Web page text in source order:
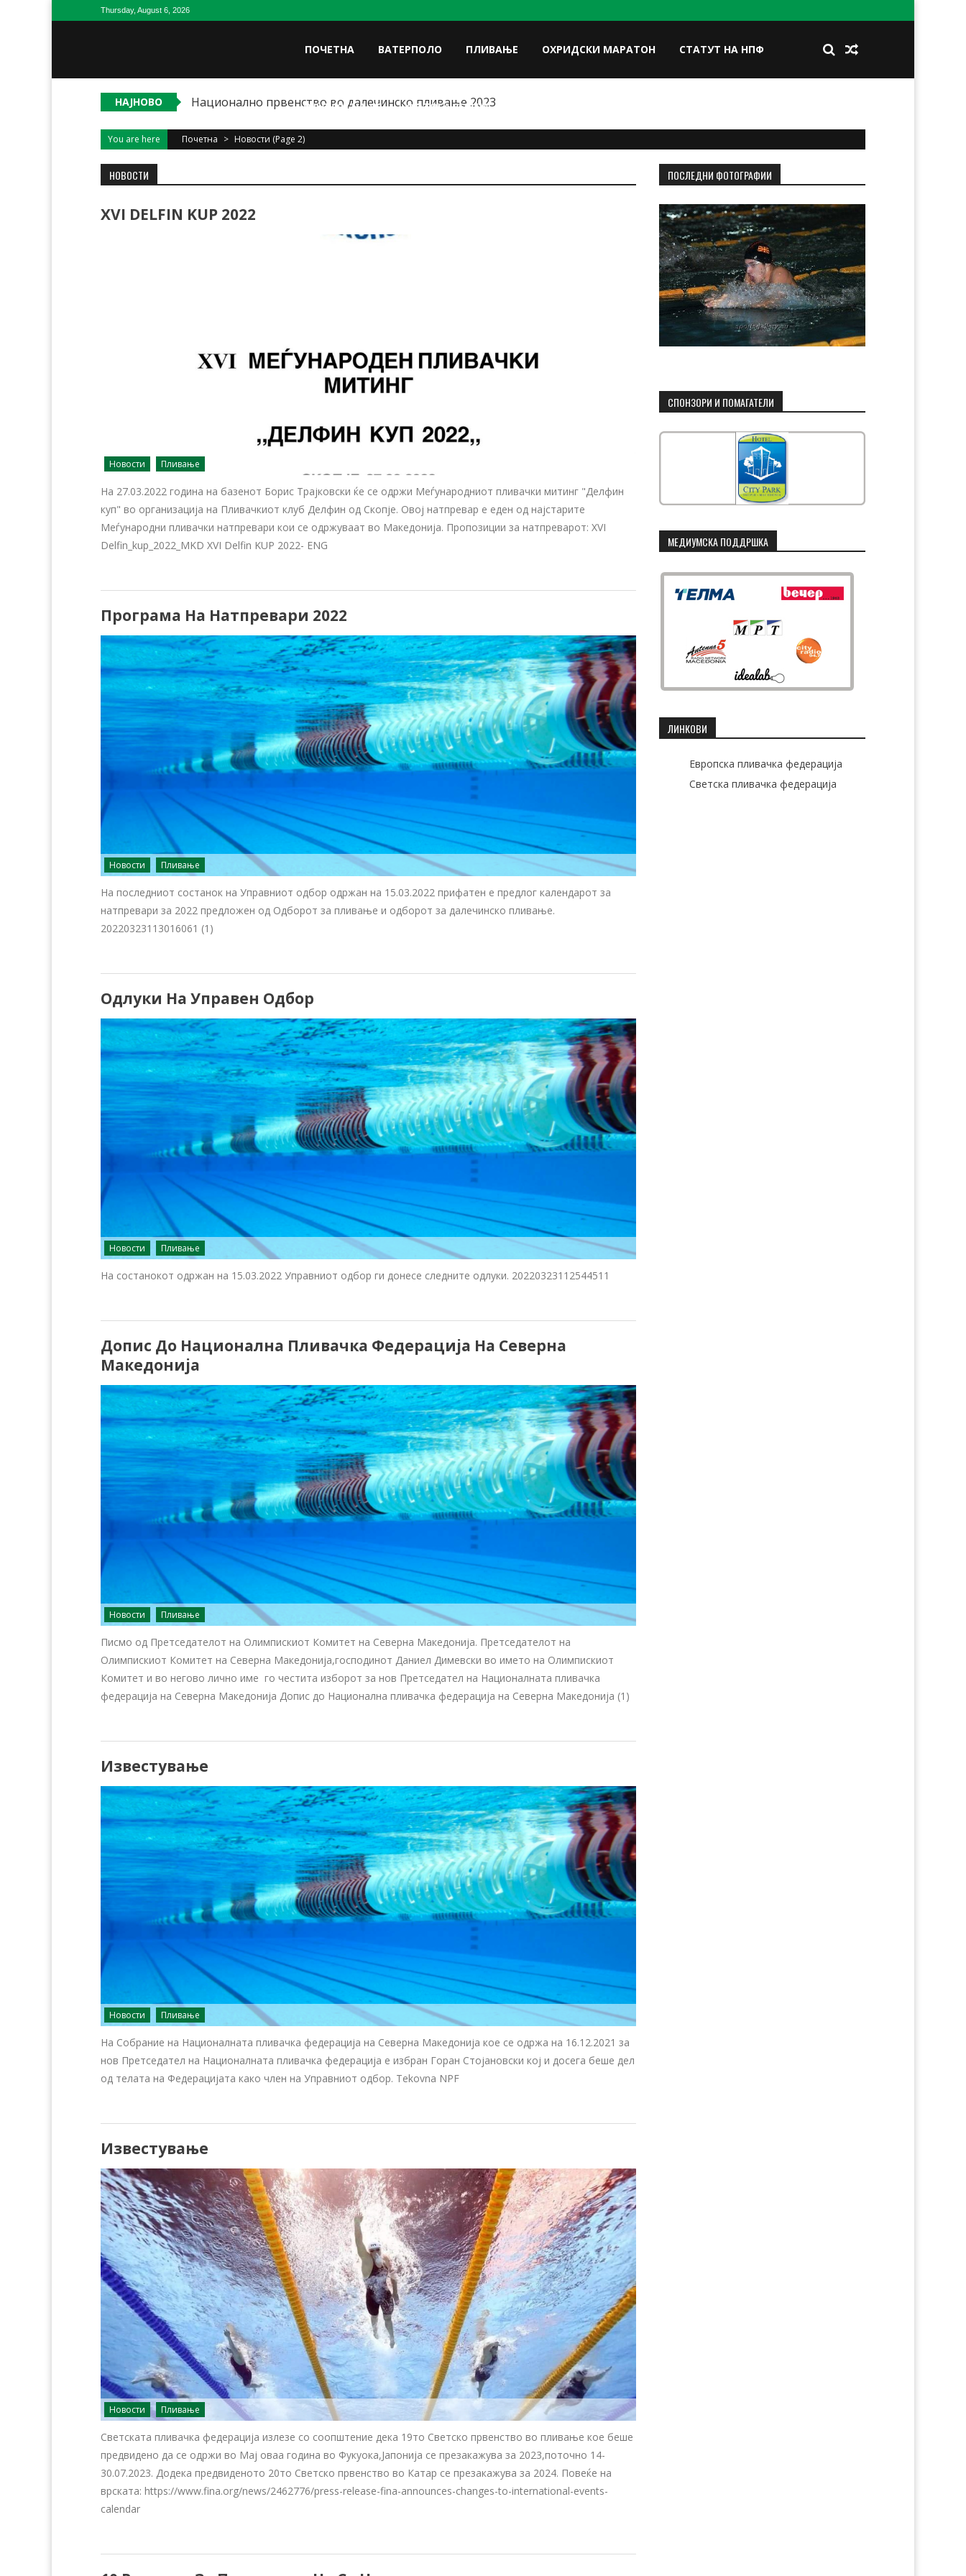
Thursday, August 6, 2026
ПОЧЕТНА ВАТЕРПОЛО ПЛИВАЊЕ ОХРИДСКИ МАРАТОН СТАТУТ НА НПФ
ОДЛУКИ НА УП ФОТОГАЛЕРИЈА
НАЈНОВО Национално првенство во далечинско пливање-Стартна листа
You are here Почетна > Новости (Page 2)
НОВОСТИ
XVI DELFIN KUP 2022
Новости Пливање
На 27.03.2022 година на базенот Борис Трајковски ќе се одржи Меѓународниот пливачки митинг "Делфин
куп" во организација на Пливачкиот клуб Делфин од Скопје. Овој натпревар е еден од најстарите
Меѓународни пливачки натпревари кои се одржуваат во Македонија. Пропозиции за натпреварот: XVI
Delfin_kup_2022_MKD XVI Delfin KUP 2022- ENG
Програма На Натпревари 2022
Новости Пливање
На последниот состанок на Управниот одбор одржан на 15.03.2022 прифатен е предлог календарот за
натпревари за 2022 предложен од Одборот за пливање и одборот за далечинско пливање.
20220323113016061 (1)
Одлуки На Управен Одбор
Новости Пливање
На состанокот одржан на 15.03.2022 Управниот одбор ги донесе следните одлуки. 20220323112544511
Допис До Национална Пливачка Федерација На Северна
Македонија
Новости Пливање
Писмо од Претседателот на Олимпискиот Комитет на Северна Македонија. Претседателот на
Олимпискиот Комитет на Северна Македонија,господинот Даниел Димевски во името на Олимпискиот
Комитет и во негово лично име го честита изборот за нов Претседател на Националната пливачка
федерација на Северна Македонија Допис до Национална пливачка федерација на Северна Македонија (1)
Известување
Новости Пливање
На Собрание на Националната пливачка федерација на Северна Македонија кое се одржа на 16.12.2021 за
нов Претседател на Националната пливачка федерација е избран Горан Стојановски кој и досега беше дел
од телата на Федерацијата како член на Управниот одбор. Tekovna NPF
Известување
Новости Пливање
Светската пливачка федерација излезе со соопштение дека 19то Светско првенство во пливање кое беше
предвидено да се одржи во Мај оваа година во Фукуока,Јапонија се презакажува за 2023,поточно 14-
30.07.2023. Додека предвиденото 20то Светско првенство во Катар се презакажува за 2024. Повеќе на
врската: https://www.fina.org/news/2462776/press-release-fina-announces-changes-to-international-events-
calendar
ПОСЛЕДНИ ФОТОГРАФИИ
СПОНЗОРИ И ПОМАГАТЕЛИ
МЕДИУМСКА ПОДДРШКА
ЛИНКОВИ
Европска пливачка федерација
Светска пливачка федерација